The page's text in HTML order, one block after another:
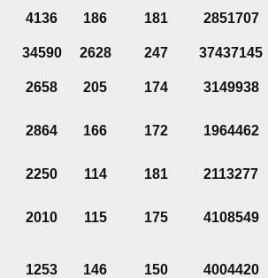
4136 186 181 2851707
34590 2628 247
37437145
2658 205 174 3149938
2864 166 172 1964462
2250 114 181 2113277
2010 115 175 4108549
1253 146 150 4004420